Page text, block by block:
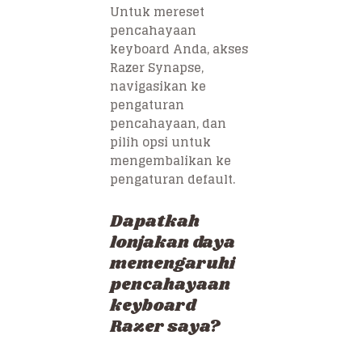
Untuk mereset
pencahayaan
keyboard Anda, akses
Razer Synapse,
navigasikan ke
pengaturan
pencahayaan, dan
pilih opsi untuk
mengembalikan ke
pengaturan default.
Dapatkah
lonjakan daya
memengaruhi
pencahayaan
keyboard
Razer saya?